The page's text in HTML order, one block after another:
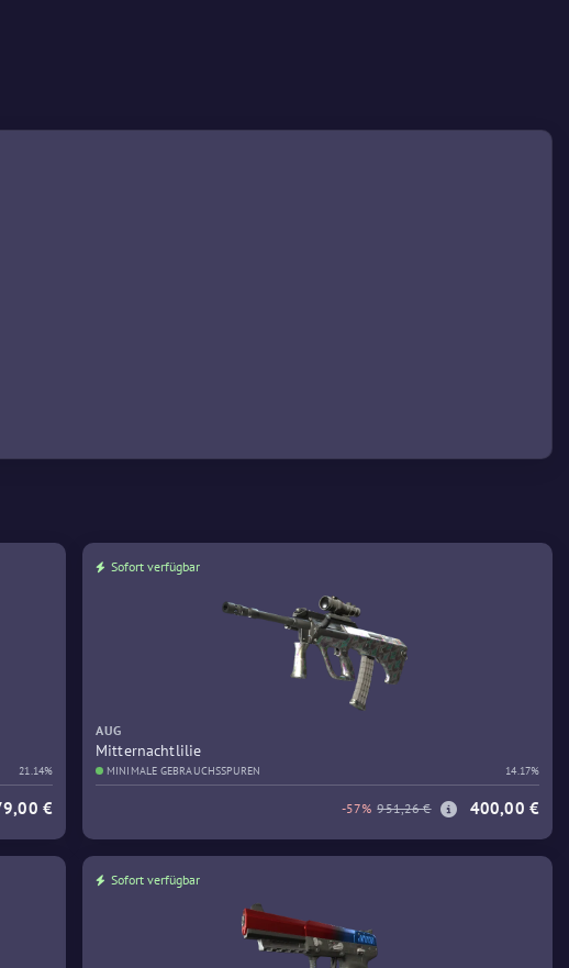
21.14%
€
Sofort verfügbar
AUG
Mitternachtlilie
MINIMALE GEBRAUCHSSPUREN 14.17%
-57% 951,26 € 400,00 €
Sofort verfügbar